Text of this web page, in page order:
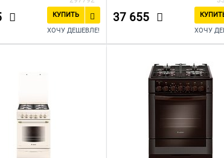
КУПИТЬ
ХОЧУ ДЕШЕВЛЕ!
37 655
ХОЧУ